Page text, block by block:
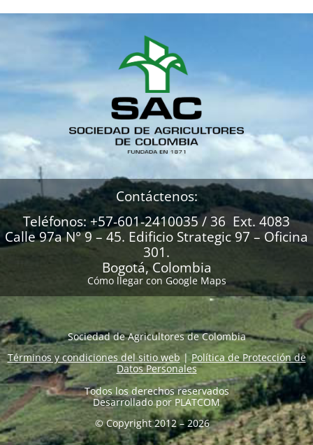
alienando
tecnología
y
de
procesos
que
la
actividad
agrícola
sea
Para
lograr
este
propósito,
Educampo
tiene
tres
líneas
de
formación
puntuales
Contáctenos:
Teléfonos: +57-601-2410035 / 36 Ext. 4083
Calle 97a N° 9 – 45. Edificio Strategic 97 – Oficina
301.
Bogotá, Colombia
Cómo llegar con Google Maps
Sociedad de Agricultores de Colombia
Términos y condiciones del sitio web|Política de Protección de
Datos Personales
Todos los derechos reservados
Desarrollado por PLATCOM
© Copyright 2012 – 2026